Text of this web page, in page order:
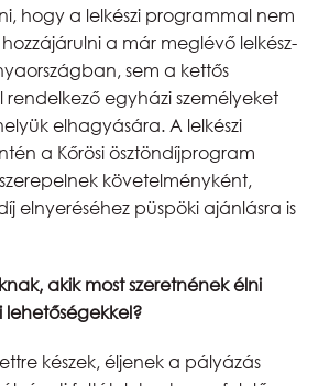
hogy a lelkészi programmal nem
a már meglévő lelkész-
sem a kettős
egyházi személyeket
elhagyására. A lelkészi
a Kőrösi ösztöndíjprogram
követelményként,
elnyeréséhez püspöki ajánlásra is
akik most szeretnének élni
készek, éljenek a pályázás